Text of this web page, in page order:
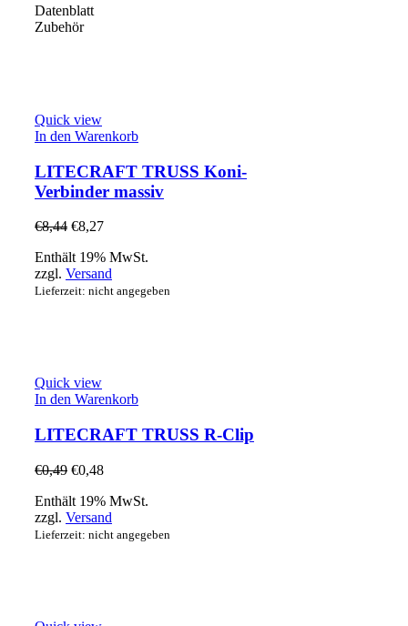
Datenblatt
Zubehör
Quick view
In den Warenkorb
LITECRAFT TRUSS Koni-
Verbinder massiv
€8,44 €8,27
Enthält 19% MwSt.
zzgl. Versand
Lieferzeit: nicht angegeben
Quick view
In den Warenkorb
LITECRAFT TRUSS R-Clip
€0,49 €0,48
Enthält 19% MwSt.
zzgl. Versand
Lieferzeit: nicht angegeben